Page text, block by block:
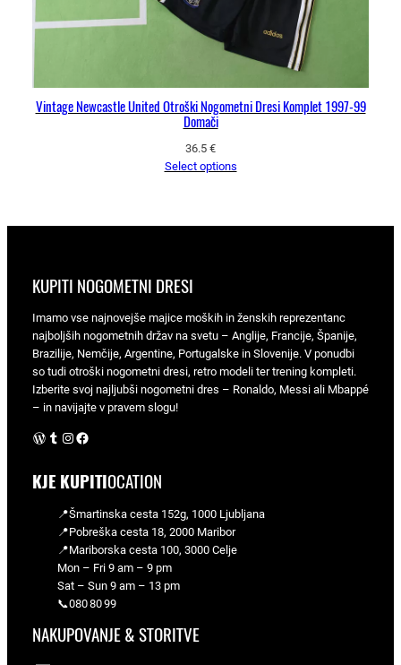
Vintage Newcastle United Otroški Nogometni Dresi Komplet 1997-99
Domači
36.5 €
Select options
KUPITI NOGOMETNI DRESI
Imamo vse najnovejše majice moških in ženskih reprezentanc
najboljših nogometnih držav na svetu – Anglije, Francije, Španije,
Brazilije, Nemčije, Argentine, Portugalske in Slovenije. V ponudbi
so tudi otroški nogometni dresi, retro modeli ter trening kompleti.
Izberite svoj najljubši nogometni dres – Ronaldo, Messi ali Mbappé
– in navijajte v pravem slogu!
WordPress Instagram Facebook
KJE KUPITIOCATION
📍Šmartinska cesta 152g, 1000 Ljubljana
📍Pobreška cesta 18, 2000 Maribor
📍Mariborska cesta 100, 3000 Celje
Mon – Fri 9 am – 9 pm
Sat – Sun 9 am – 13 pm
📞080 80 99
NAKUPOVANJE & STORITVE